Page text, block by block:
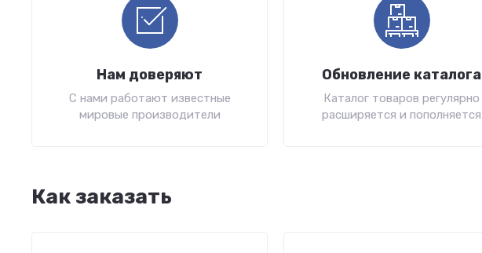
Нам доверяют
С нами работают известные
мировые производители
Обновление каталога
Каталог товаров регулярно
расширяется и пополняется
Как заказать